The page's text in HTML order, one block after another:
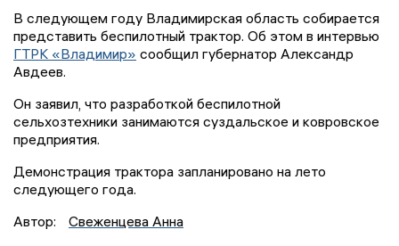
В следующем году Владимирская область собирается
представить беспилотный трактор. Об этом в интервью
ГТРК «Владимир» сообщил губернатор Александр
Авдеев.
Он заявил, что разработкой беспилотной
сельхозтехники занимаются суздальское и ковровское
предприятия.
Демонстрация трактора запланировано на лето
следующего года.
Автор:
Свеженцева Анна